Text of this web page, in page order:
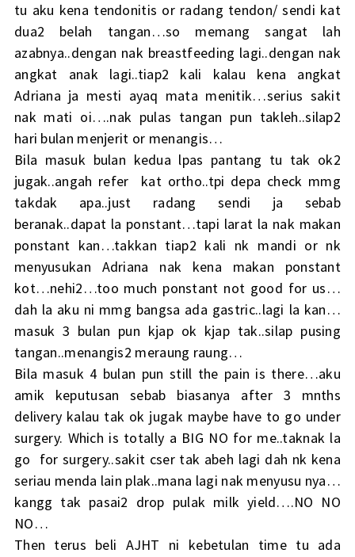
tu aku kena tendonitis or radang tendon/ sendi kat
dua2 belah tangan…so memang sangat lah
azabnya..dengan nak breastfeeding lagi..dengan nak
angkat anak lagi..tiap2 kali kalau kena angkat
Adriana ja mesti ayaq mata menitik…serius sakit
nak mati oi….nak pulas tangan pun takleh..silap2
hari bulan menjerit or menangis…
Bila masuk bulan kedua lpas pantang tu tak ok2
jugak..angah refer kat ortho..tpi depa check mmg
takdak apa..just radang sendi ja sebab
beranak..dapat la ponstant…tapi larat la nak makan
ponstant kan…takkan tiap2 kali nk mandi or nk
menyusukan Adriana nak kena makan ponstant
kot…nehi2…too much ponstant not good for us…
dah la aku ni mmg bangsa ada gastric..lagi la kan…
masuk 3 bulan pun kjap ok kjap tak..silap pusing
tangan..menangis2 meraung raung…
Bila masuk 4 bulan pun still the pain is there…aku
amik keputusan sebab biasanya after 3 mnths
delivery kalau tak ok jugak maybe have to go under
surgery. Which is totally a BIG NO for me..taknak la
go for surgery..sakit cser tak abeh lagi dah nk kena
seriau menda lain plak..mana lagi nak menyusu nya…
kangg tak pasai2 drop pulak milk yield….NO NO
NO…
Then terus beli AJHT ni kebetulan time tu ada